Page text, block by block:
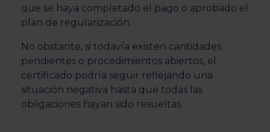
que se haya completado el pago o aprobado el
plan de regularización.
No obstante, si todavía existen cantidades
pendientes o procedimientos abiertos, el
certificado podría seguir reflejando una
situación negativa hasta que todas las
obligaciones hayan sido resueltas.